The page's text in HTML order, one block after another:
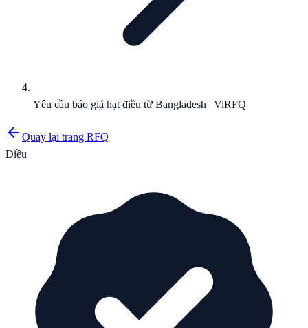
Yêu cầu báo giá hạt điều từ Bangladesh | ViRFQ
Quay lại trang RFQ
Điều